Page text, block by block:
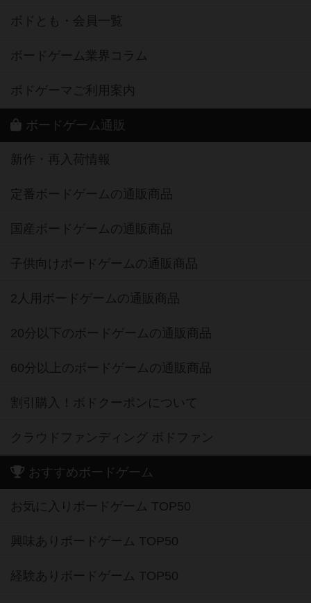
ボドとも・会員一覧
ボードゲーム業界コラム
ボドゲーマご利用案内
ボードゲーム通販
新作・再入荷情報
定番ボードゲームの通販商品
国産ボードゲームの通販商品
子供向けボードゲームの通販商品
2人用ボードゲームの通販商品
20分以下のボードゲームの通販商品
60分以上のボードゲームの通販商品
割引購入！ボドクーポンについて
クラウドファンディング ボドファン
おすすめボードゲーム
お気に入りボードゲーム TOP50
興味ありボードゲーム TOP50
経験ありボードゲーム TOP50